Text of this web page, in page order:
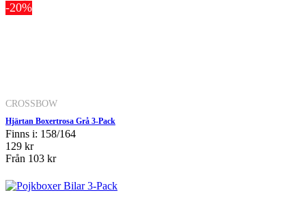
-20%
CROSSBOW
Hjärtan Boxertrosa Grå 3-Pack
Finns i: 158/164
129 kr
Från 103 kr